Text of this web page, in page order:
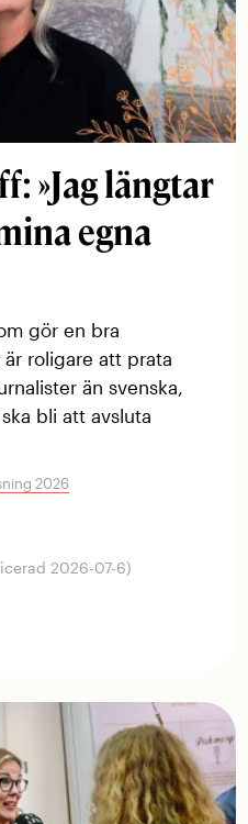
»Jag längtar
egna
gör en bra
roligare att prata
än svenska,
bli att avsluta
2026
2026-07-6)